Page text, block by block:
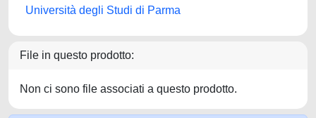
Università degli Studi di Parma
File in questo prodotto:
Non ci sono file associati a questo prodotto.